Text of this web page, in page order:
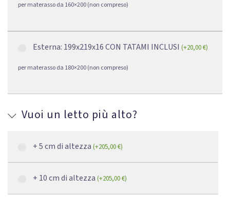
per materasso da 160×200 (non compreso)
Esterna: 199x219x16 CON TATAMI INCLUSI (+20,00€)
per materasso da 180×200 (non compreso)
Vuoi un letto più alto?
+ 5 cm di altezza (+205,00€)
+ 10 cm di altezza (+205,00€)